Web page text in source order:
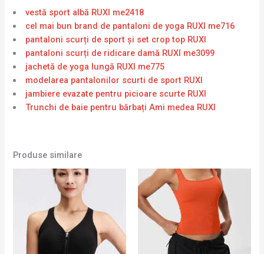
vestă sport albă RUXI me2418
cel mai bun brand de pantaloni de yoga RUXI me716
pantaloni scurți de sport și set crop top RUXI
pantaloni scurți de ridicare damă RUXI me3099
jachetă de yoga lungă RUXI me775
modelarea pantalonilor scurti de sport RUXI
jambiere evazate pentru picioare scurte RUXI
Trunchi de baie pentru bărbați Ami medea RUXI
Produse similare